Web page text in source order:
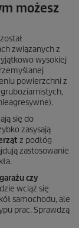
możesz
został
związanych z
wysokiej
powierzchni z
się do
zasysają
z podłóg
zastosowanie
czy
wciąż się
samochodu, ale
prac. Sprawdzą